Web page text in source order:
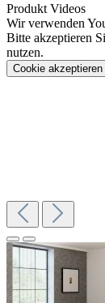
Produkt Videos
Wir verwenden
Bitte akzeptieren
nutzen.
Cookie akzeptieren